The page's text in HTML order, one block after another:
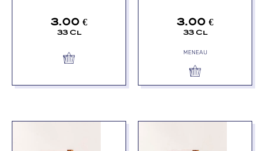
3.00 €
33 Cl
3.00 €
33 Cl
MENEAU